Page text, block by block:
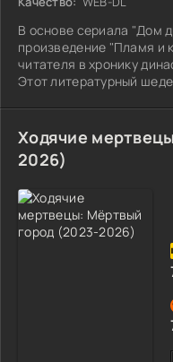
В основе сериала "Дом
произведение "Пламя и
читателя в хронику
Этот литературный
вдохновения для
ведется от лица
который, пережив
оставить нам
Ходячие
2026)